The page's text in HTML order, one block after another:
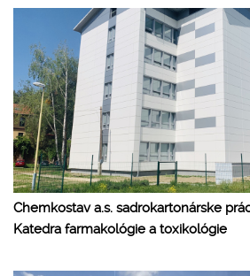
Chemkostav a.s. sadrokartonárske
Katedra farmakológie a toxikológie